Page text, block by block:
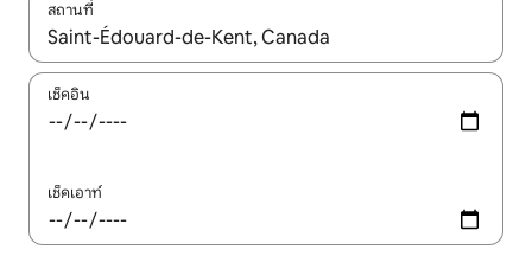
สถานที่
ใช้ลูกศรขึ้นลง หรือใช้การสัมผัสหรือปัด เพื่อสำรวจผลการค้นหา
เช็คอิน
เช็คเอาท์